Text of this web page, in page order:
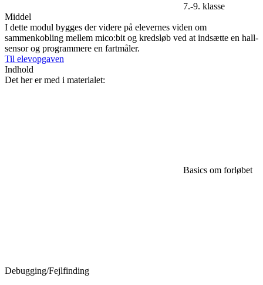
7.-9. klasse
Middel
I dette modul bygges der videre på elevernes viden om
sammenkobling mellem mico:bit og kredsløb ved at indsætte en hall-
sensor og programmere en fartmåler.
Til elevopgaven
Indhold
Det her er med i materialet:
Basics om forløbet
Debugging/Fejlfinding